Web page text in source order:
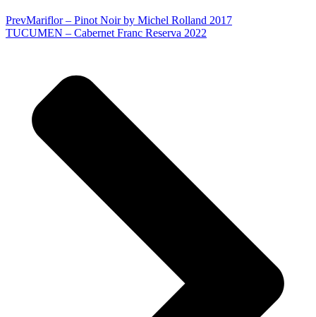
PrevMariflor – Pinot Noir by Michel Rolland 2017
TUCUMEN – Cabernet Franc Reserva 2022